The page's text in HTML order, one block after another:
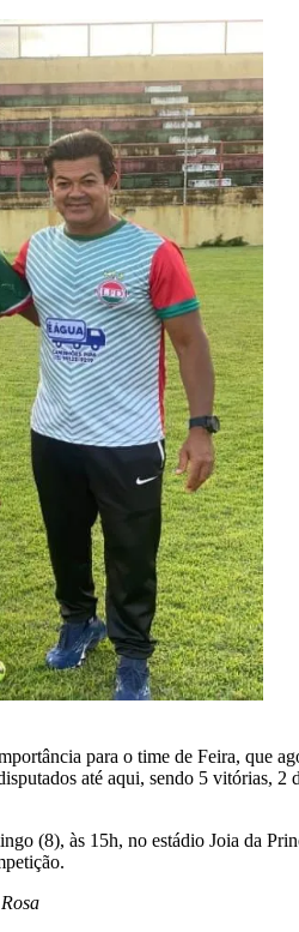
para o time de Feira, que
até aqui, sendo 5
(8), às 15h, no estádio Joia da